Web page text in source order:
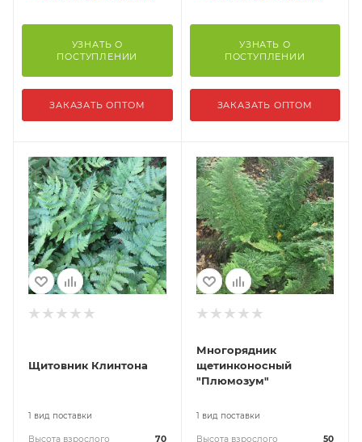
УЗНАТЬ О
ПОСТУПЛЕНИИ
ЗАКАЗАТЬ ОПТОМ
УЗНАТЬ О
ПОСТУПЛЕНИИ
ЗАКАЗАТЬ ОПТОМ
Щитовник Клинтона
1 вид поставки
Высота взрослого 70
Многорядник
щетинконосный
"Плюмозум"
1 вид поставки
Высота взрослого 50